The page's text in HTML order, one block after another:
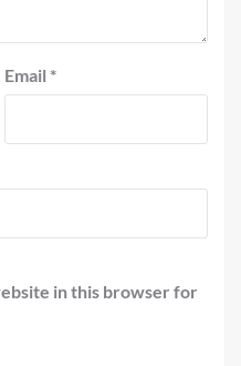
Email *
in this browser for